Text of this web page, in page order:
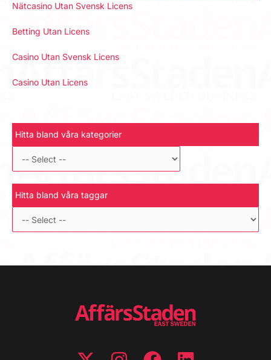
Nätcasino Utan Svensk Licens
Betting Utan Licens
Casino Utan Svensk Licens
Casino Utan Licens
Hitta bland våra kategorier
Hitta bland våra taggar